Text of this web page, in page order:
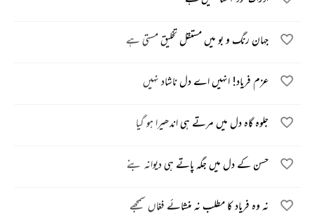
جہان رنگ و بو میں مستقل تخلیق مستی ہے
عزم فریاد! انہیں اے دل ناشاد نہیں
جلوہ گاہ دل میں مرتے ہی اندھیرا ہو گیا
حسن کے دل میں جگہ پاتے ہی دیوانہ بنے
نہ وہ فریاد کا مطلب نہ منشائے فغاں سمجھے